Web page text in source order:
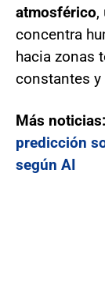
atmosférico,
concentra
hacia zonas
constantes y
Más noticias:
predicción
según AI